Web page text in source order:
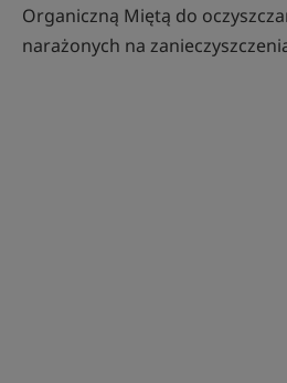
Organiczną Miętą do
narażonych na